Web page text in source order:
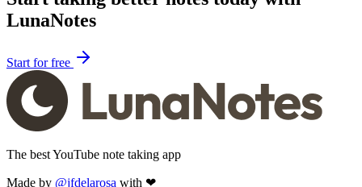
LunaNotes
Start for free
The best YouTube note taking app
Made by @jfdelarosa with ❤